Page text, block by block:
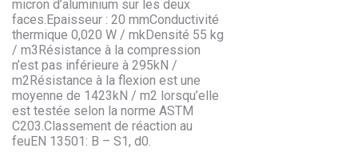
micron d’aluminium sur les deux
faces.Epaisseur : 20 mmConductivité
thermique 0,020 W / mkDensité 55 kg
/ m3Résistance à la compression
n’est pas inférieure à 295kN /
m2Résistance à la flexion est une
moyenne de 1423kN / m2 lorsqu’elle
est testée selon la norme ASTM
C203.Classement de réaction au
feuEN 13501: B – S1, d0.